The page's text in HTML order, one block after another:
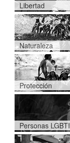
Libertad
Naturaleza
Protección
Personas LGBTI